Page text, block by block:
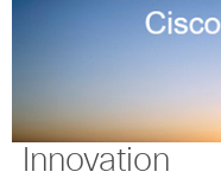
Innovation